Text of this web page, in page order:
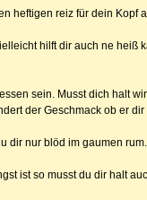
heftigen reiz für dein Kopf
hilft dir auch ne heiß
sein. Musst dich halt
der Geschmack ob er
dir nur blöd im gaumen rum.
ist so musst du dir halt